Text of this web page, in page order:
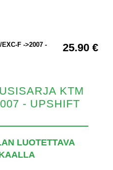
25.90 €
F ->2007 -
KTM
- UPSHIFT
LUOTETTAVA